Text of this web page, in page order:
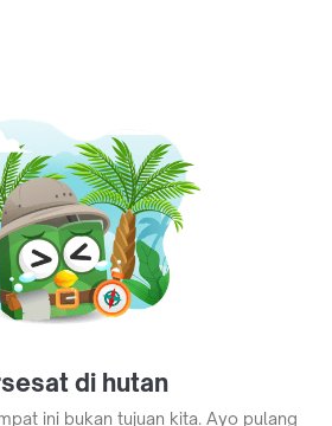
di hutan
ini bukan tujuan kita. Ayo pulang